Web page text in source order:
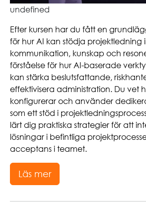
undefined
Efter kursen har du fått en
för hur AI kan stödja
kommunikation, kunskap och
förståelse för hur AI-baserade
kan stärka beslutsfattande,
effektivisera administration. Du vet
konfigurerar och använder
som ett stöd i
lärt dig praktiska strategier för att
lösningar i befintliga
acceptans i teamet.
Läs mer